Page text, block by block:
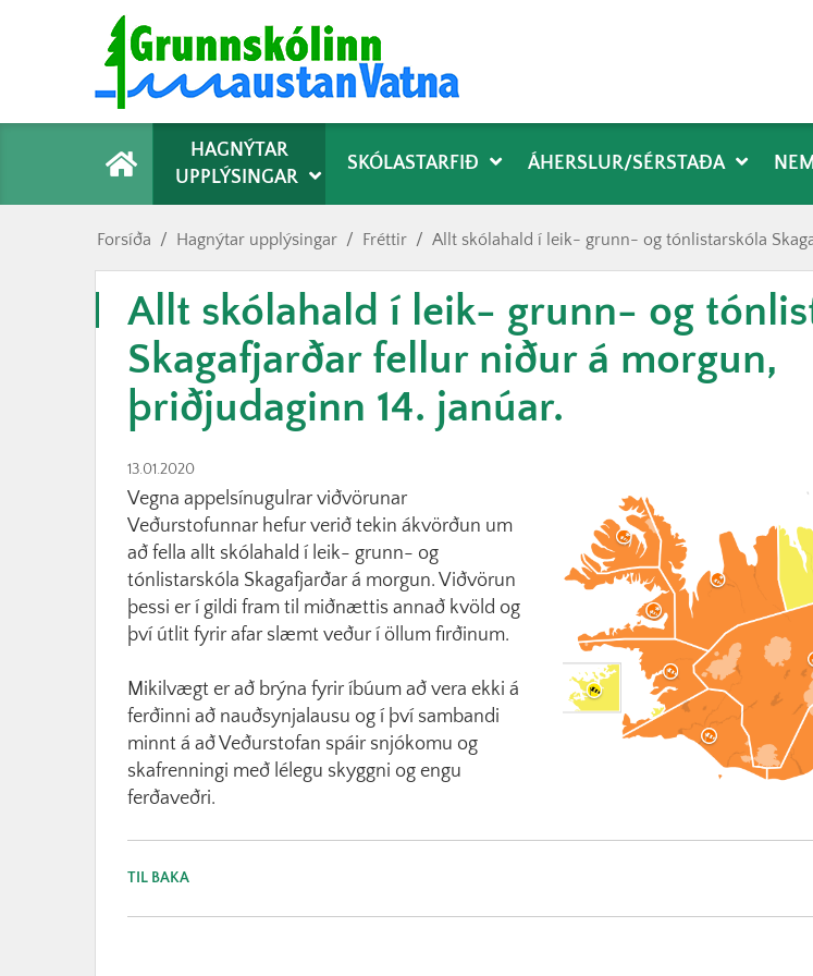
Forsíða
HAGNÝTAR
UPPLÝSINGAR
SKÓLASTARFIÐ ÁHERSLUR/SÉRSTAÐA
Forsíða / Hagnýtar upplýsingar / Fréttir / Allt skólahald í leik- grunn- og tónlistarskóla
Allt skólahald í leik- grunn- og
Skagafjarðar fellur niður á morgun,
þriðjudaginn 14. janúar.
13.01.2020
Vegna appelsínugulrar viðvörunar
Veðurstofunnar hefur verið tekin ákvörðun um
að fella allt skólahald í leik- grunn- og
tónlistarskóla Skagafjarðar á morgun. Viðvörun
þessi er í gildi fram til miðnættis annað kvöld og
því útlit fyrir afar slæmt veður í öllum firðinum.
Mikilvægt er að brýna fyrir íbúum að vera ekki á
ferðinni að nauðsynjalausu og í því sambandi
minnt á að Veðurstofan spáir snjókomu og
skafrenningi með lélegu skyggni og engu
ferðaveðri.
TIL BAKA